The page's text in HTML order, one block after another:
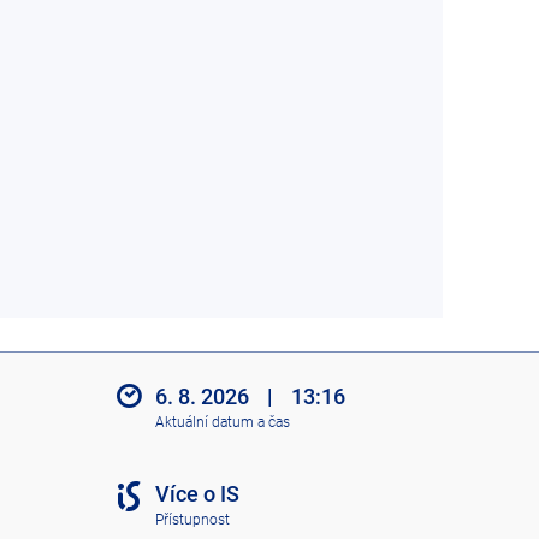
6. 8. 2026 | 13:16
Aktuální datum a čas
Více o IS
Přístupnost